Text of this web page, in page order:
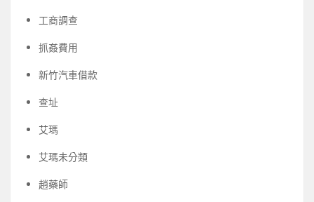
工商調查
抓姦費用
新竹汽車借款
查址
艾瑪
艾瑪未分類
趙藥師